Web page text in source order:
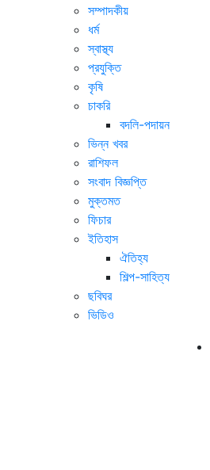
সম্পাদকীয়
ধর্ম
স্বাস্থ্য
প্রযুক্তি
কৃষি
চাকরি
বদলি-পদায়ন
ভিন্ন খবর
রাশিফল
সংবাদ বিজ্ঞপ্তি
মুক্তমত
ফিচার
ইতিহাস
ঐতিহ্য
শিল্প-সাহিত্য
ছবিঘর
ভিডিও